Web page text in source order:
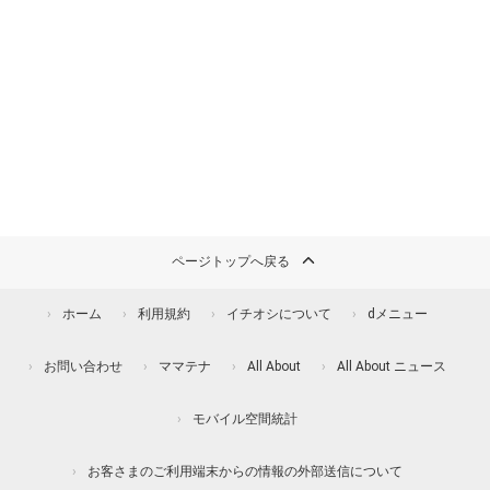
ページトップへ戻る
ホーム 利用規約 イチオシについて dメニュー
お問い合わせ ママテナ All About All About ニュース
モバイル空間統計
お客さまのご利用端末からの情報の外部送信について